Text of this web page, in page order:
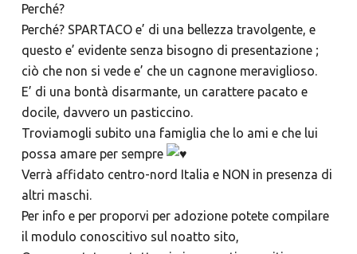
Perché?
Perché? SPARTACO e’ di una bellezza travolgente, e
questo e’ evidente senza bisogno di presentazione ;
ciò che non si vede e’ che un cagnone meraviglioso.
E’ di una bontà disarmante, un carattere pacato e
docile, davvero un pasticcino.
Troviamogli subito una famiglia che lo ami e che lui
possa amare per sempre
Verrà affidato centro-nord Italia e NON in presenza di
altri maschi.
Per info e per proporvi per adozione potete compilare
il modulo conoscitivo sul noatto sito,